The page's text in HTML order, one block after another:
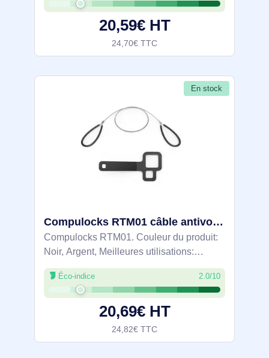
(min): 12 cm, Largeur d'ordinateur prise en
20,59€ HT
24,70€ TTC
En stock
Compulocks RTM01 câble antivol Noir, Argent
Compulocks RTM01. Couleur du produit:
Noir, Argent, Meilleures utilisations:
Tablette. Poids: 453 g. Quantité: 1 pièce(s)
Éco-indice 2.0/10
20,69€ HT
24,82€ TTC